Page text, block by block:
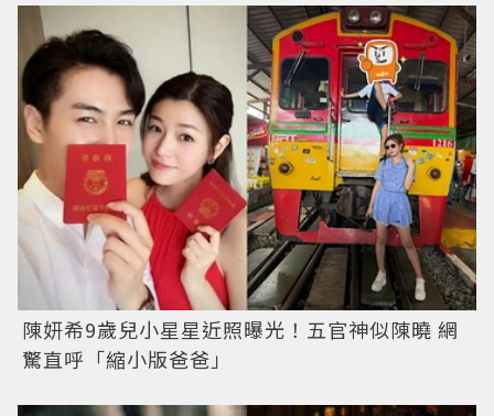
陳妍希9歲兒小星星近照曝光！五官神似陳曉 網
驚直呼「縮小版爸爸」